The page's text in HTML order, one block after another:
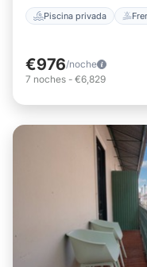
Piscina privada
€976/noche
7 noches - €6,829